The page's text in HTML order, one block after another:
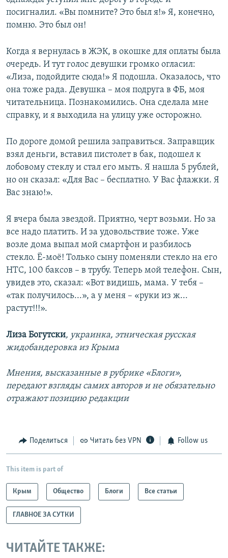
посигналил. «Вы помните? Это был я!» Я, конечно,
помню. Это был он!
Когда я вернулась в ЖЭК, в окошке для оплаты была
очередь. И тут голос девушки громко огласил:
«Лиза, подойдите сюда!» Я подошла. Оказалось, что
она тоже рада. Девушка – моя подруга в ФБ, моя
читательница. Познакомились. Она сделала мне
справку, и я выходила на улицу уже осторожно.
По дороге домой решила заправиться. Заправщик
взял деньги, вставил пистолет в бак, подошел к
лобовому стеклу и стал его мыть. Я нашла 5 рублей,
но он сказал: «Для Вас – бесплатно. У Вас флажки. Я
Вас знаю!».
Я вчера была звездой. Приятно, черт возьми. Но за
все надо платить. И за удовольствие тоже. Уже
возле дома выпал мой смартфон и разбилось
стекло. Ё-моё! Только сыну поменяли стекло на его
НТС, 100 баксов – в трубу. Теперь мой телефон. Сын,
увидев это, сказал: «Вот видишь, мама. У тебя –
«так получилось...», а у меня – «руки из ж...
растут!!!».
Лиза Богутски, украинка, этническая русская
жидобандеровка из Крыма
Мнения, высказанные в рубрике «Блоги»,
передают взгляды самих авторов и не обязательно
отражают позицию редакции
Поделиться Читать без VPN Follow us
This item is part of
Крым Общество Блоги Все статьи
ГЛАВНОЕ ЗА СУТКИ
ЧИТАЙТЕ ТАКЖЕ: